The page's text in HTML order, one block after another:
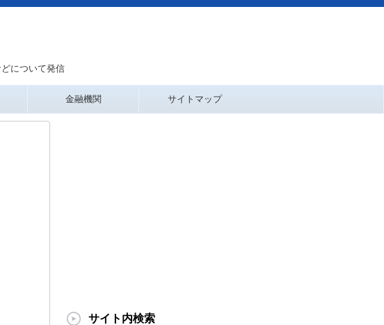
について発信
金融機関 サイトマップ
サイト内検索